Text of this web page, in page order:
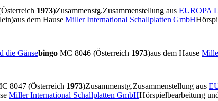
1973)Zusammenstg.Zusammenstellung aus EUROPA
aus dem Hause Miller International Schallplatten GmbH
die Gänsebingo MC 8046 (Österreich 1973)aus dem Hause
8047 (Österreich 1973)Zusammenstg.Zusammenstellung aus
Miller International Schallplatten GmbHHörspielbearbeitung